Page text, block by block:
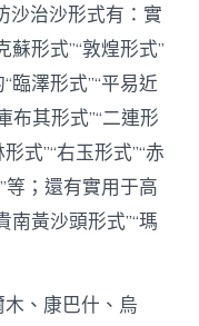
沙治沙形式有：實
蘇形式”“敦煌形式”
臨澤形式”“平易近
布其形式”“二連形
式”“右玉形式”“赤
等；還有實用于高
南黃沙頭形式”“瑪
木、康巴什、烏